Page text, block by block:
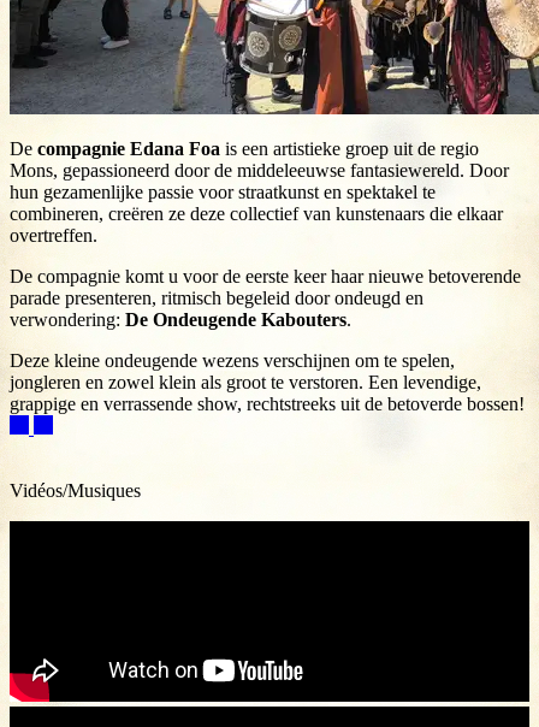
De compagnie Edana Foa is een artistieke groep uit de regio
Mons, gepassioneerd door de middeleeuwse fantasiewereld. Door
hun gezamenlijke passie voor straatkunst en spektakel te
combineren, creëren ze deze collectief van kunstenaars die elkaar
overtreffen.
De compagnie komt u voor de eerste keer haar nieuwe betoverende
parade presenteren, ritmisch begeleid door ondeugd en
verwondering: De Ondeugende Kabouters.
Deze kleine ondeugende wezens verschijnen om te spelen,
jongleren en zowel klein als groot te verstoren. Een levendige,
grappige en verrassende show, rechtstreeks uit de betoverde bossen!
Vidéos/Musiques